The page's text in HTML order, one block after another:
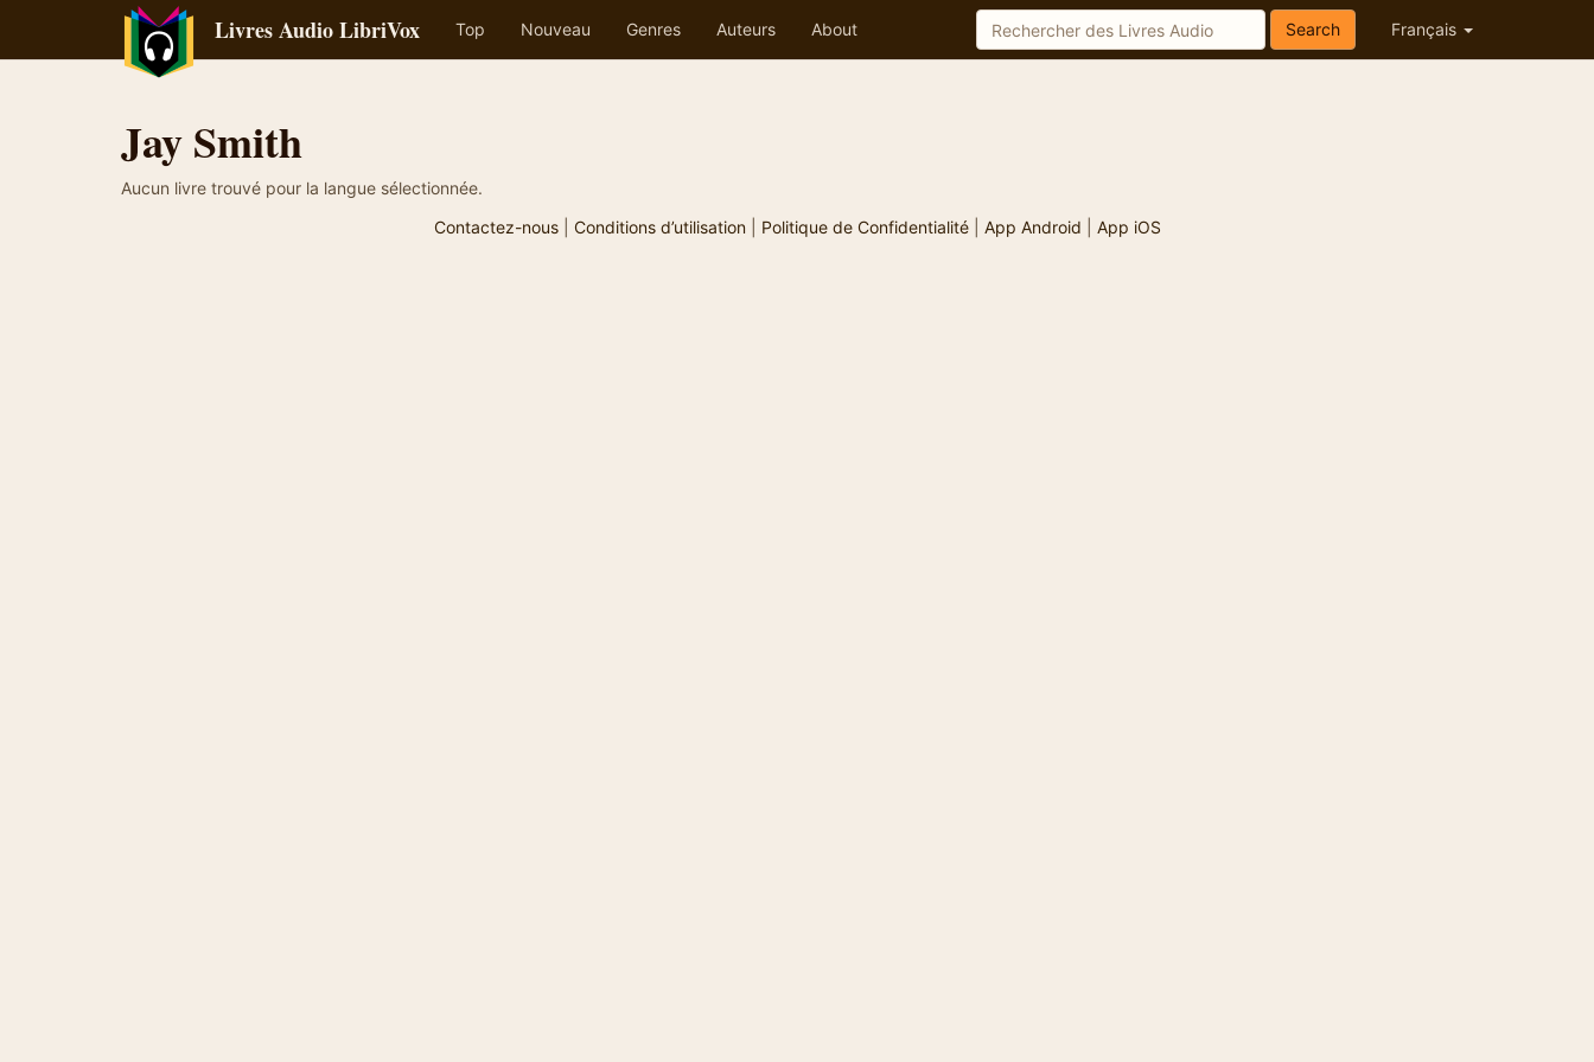
Livres Audio LibriVox Top Nouveau Genres Auteurs About Français
Search
Jay Smith
Aucun livre trouvé pour la langue sélectionnée.
Contactez-nous| Conditions d’utilisation| Politique de Confidentialité| App Android App iOS